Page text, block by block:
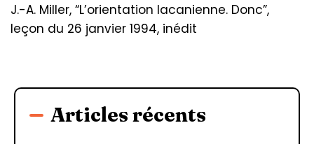
J.-A. Miller, “L’orientation lacanienne. Donc”,
leçon du 26 janvier 1994, inédit
Articles récents